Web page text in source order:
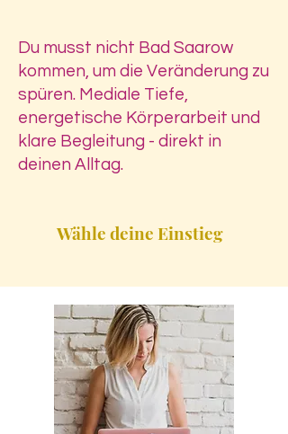
Du musst nicht Bad Saarow
kommen, um die Veränderung zu
spüren. Mediale Tiefe,
energetische Körperarbeit und
klare Begleitung - direkt in
deinen Alltag.
Wähle deine Einstieg